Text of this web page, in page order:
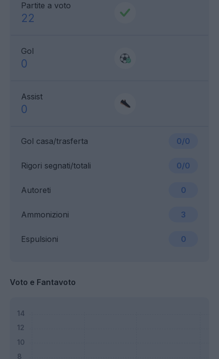
Partite a voto
22
Gol
0
Assist
0
Gol casa/trasferta 0/0
Ammonizioni 3
Rigori segnati/totali 0/0
Espulsioni 0
Autoreti 0
Voto e Fantavoto